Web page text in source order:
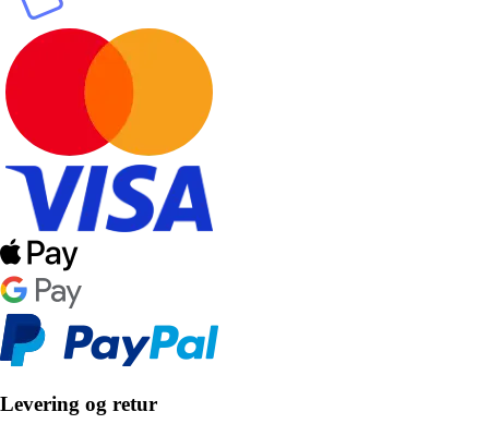
Levering og retur